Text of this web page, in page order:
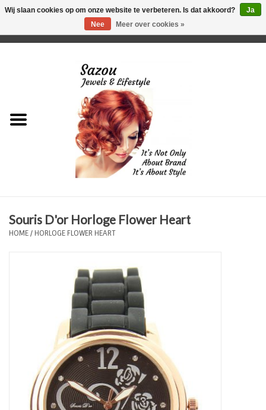
Just for Him
Plus Size Sieraden
Tassen en meer
Haaraccesoires
Zonnebrillen
Fashion
Souris D'or Horloge Flower Heart
HOME/ HORLOGE FLOWER HEART
Wij slaan cookies op om onze website te verbeteren. Is dat akkoord?
Ja
Nee
Meer over cookies »